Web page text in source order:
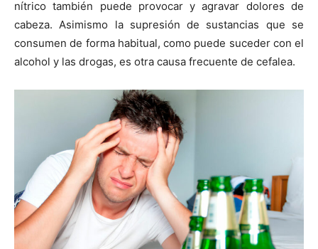
nítrico también puede provocar y agravar dolores de
cabeza. Asimismo la supresión de sustancias que se
consumen de forma habitual, como puede suceder con el
alcohol y las drogas, es otra causa frecuente de cefalea.